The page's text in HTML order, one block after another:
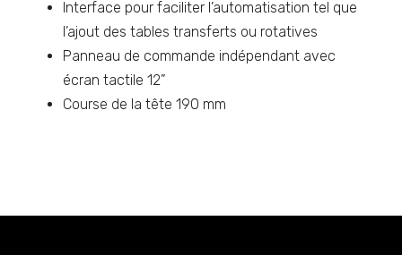
Interface pour faciliter l’automatisation tel que
l’ajout des tables transferts ou rotatives
Panneau de commande indépendant avec
écran tactile 12”
Course de la tête 190 mm